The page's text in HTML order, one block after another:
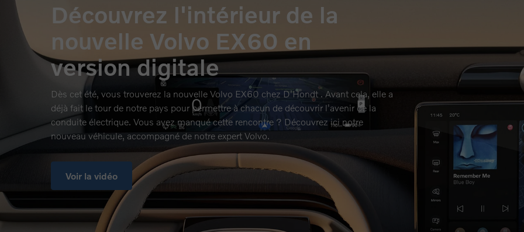
Découvrez l'intérieur de la
nouvelle Volvo EX60 en
version digitale
Dès cet été, vous trouverez la nouvelle Volvo EX60 chez D'Hondt . Avant cela, elle a
déjà fait le tour de notre pays pour permettre à chacun de découvrir l'avenir de la
conduite électrique. Vous avez manqué cette rencontre ? Découvrez ici notre
nouveau véhicule, accompagné de notre expert Volvo.
Voir la vidéo